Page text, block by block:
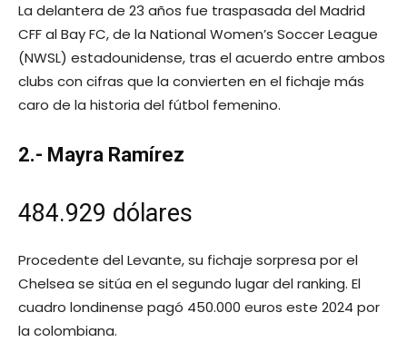
La delantera de 23 años fue traspasada del Madrid
CFF al Bay FC, de la National Women’s Soccer League
(NWSL) estadounidense, tras el acuerdo entre ambos
clubs con cifras que la convierten en el fichaje más
caro de la historia del fútbol femenino.
2.- Mayra Ramírez
484.929 dólares
Procedente del Levante, su fichaje sorpresa por el
Chelsea se sitúa en el segundo lugar del ranking. El
cuadro londinense pagó 450.000 euros este 2024 por
la colombiana.